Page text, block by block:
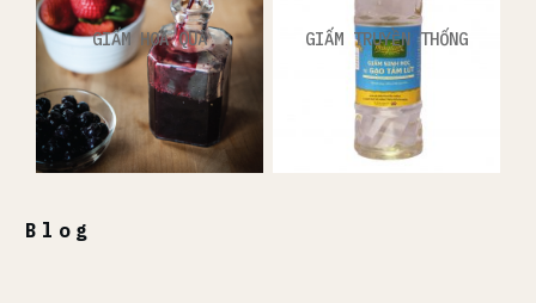
GIẤM HOA QUẢ GIẤM TRUYỀN THỐNG
Blog